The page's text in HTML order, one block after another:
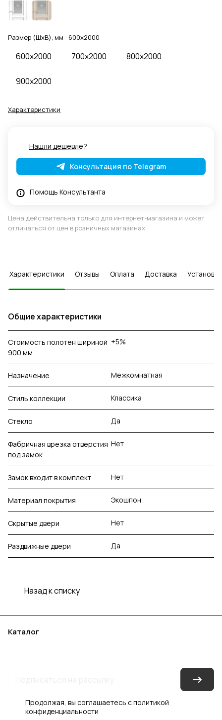
Размер (ШхВ), мм : 600x2000
600x2000 700x2000 800x2000
900x2000
Характеристики
Нашли дешевле?
Консультация по Telegram
Помощь Консультанта
Цена действительна только для интернет-магазина и может
отличаться от цен в розничных магазинах
Характеристики Отзывы Оплата Доставка Установка
Общие характеристики
Стоимость полотен шириной
900 мм
+5%
Назначение Межкомнатная
Стиль коллекции Классика
Стекло Да
Фабричная врезка отверстия
под замок
Нет
Замок входит в комплект Нет
Материал покрытия Экошпон
Скрытые двери Нет
Раздвижные двери Да
Назад к списку
Каталог
Продолжая, вы соглашаетесь сполитикой
конфиденциальности